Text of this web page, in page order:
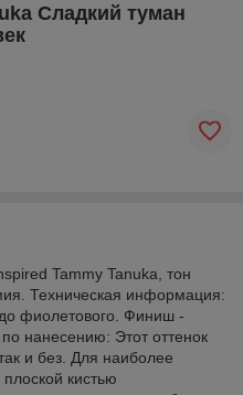
Сладкий туман
Tammy Tanuka, тон
Техническая информация:
фиолетового. Финиш -
нанесению: Этот оттенок
и без. Для наиболее
кистью